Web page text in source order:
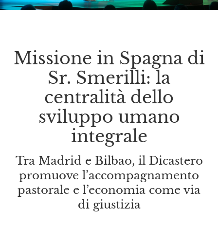
Missione in Spagna di
Sr. Smerilli: la
centralità dello
sviluppo umano
integrale
Tra Madrid e Bilbao, il Dicastero
promuove l’accompagnamento
pastorale e l’economia come via
di giustizia